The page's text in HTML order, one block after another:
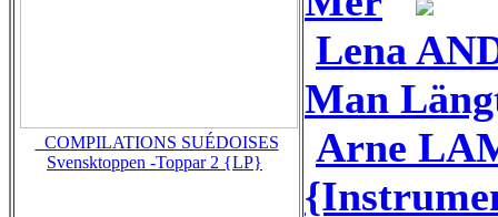
_COMPILATIONS SUÉDOISES
Svensktoppen -Toppar 2 {LP}
Lena
Man
Arne